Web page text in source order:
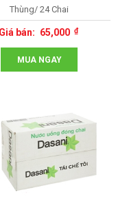
Thùng/ 24 Chai
65,000
MUA NGAY